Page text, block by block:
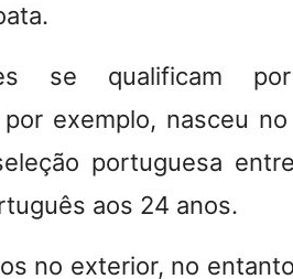
se qualificam
por exemplo, nasceu
portuguesa
aos 24 anos.
no exterior, no